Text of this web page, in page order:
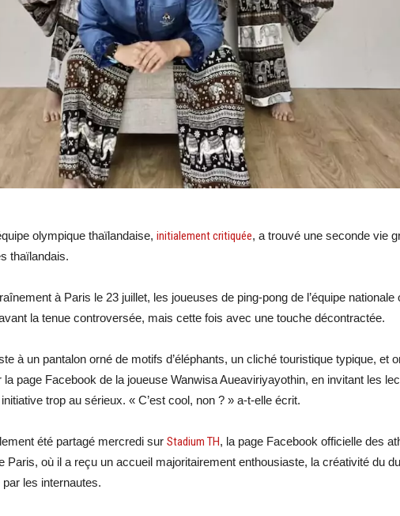
olympique thaïlandaise, initialement critiquée, a trouvé une seconde vie
thaïlandais.
à Paris le 23 juillet, les joueuses de ping-pong de l’équipe nationale
la tenue controversée, mais cette fois avec une touche décontractée.
à un pantalon orné de motifs d’éléphants, un cliché touristique typique, et
page Facebook de la joueuse Wanwisa Aueaviriyayothin, en invitant les
trop au sérieux. « C’est cool, non ? » a-t-elle écrit.
été partagé mercredi sur Stadium TH, la page Facebook officielle des
Paris, où il a reçu un accueil majoritairement enthousiaste, la créativité du
les internautes.